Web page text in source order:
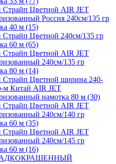
Страйп Цветной AIR JET
Россия 240см/135 гр
40 м (15)
Страйп Цветной 240см/135 гр
60 м (65)
Страйп Цветной AIR JET
240см/135 гр
80 м (14)
Страйп Цветной ширина 240-
м Китай AIR JET
намотка 80 м (30)
Страйп Цветной AIR JET
240см/140 гр
60 м (35)
Страйп Цветной AIR JET
240см/145 гр
60 м (16)